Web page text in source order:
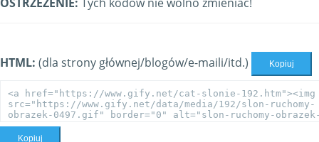
OSTRZEŻENIE: Tych kodów nie wolno zmieniać!
HTML: (dla strony głównej/blogów/e-maili/itd.) Kopiuj
Kopiuj